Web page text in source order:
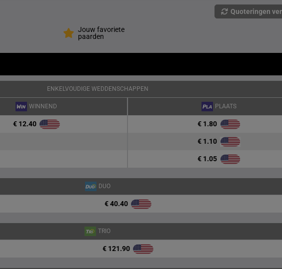
Quoteringen
Jouw favoriete
paarden
ENKELVOUDIGE WEDDENSCHAPPEN
WINNEND PLAATS
€ 12.40 € 1.80
€ 1.10
€ 1.05
DUO
€ 40.40
TRIO
€ 121.90